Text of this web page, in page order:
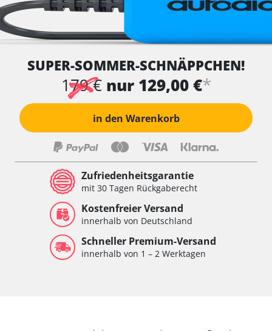
SUPER-SOMMER-SCHNÄPPCHEN!
179 € nur 129,00 €*
in den Warenkorb
Zufriedenheitsgarantie
mit 30 Tagen Rückgaberecht
Kostenfreier Versand
innerhalb von Deutschland
Schneller Premium-Versand
innerhalb von 1 – 2 Werktagen